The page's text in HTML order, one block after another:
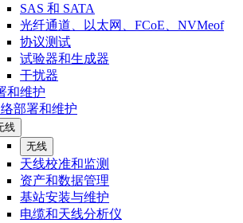
SAS 和 SATA
光纤通道、以太网、FCoE、NVMeof
协议测试
试验器和生成器
干扰器
和维护
部署和维护
线
无线
天线校准和监测
资产和数据管理
基站安装与维护
电缆和天线分析仪